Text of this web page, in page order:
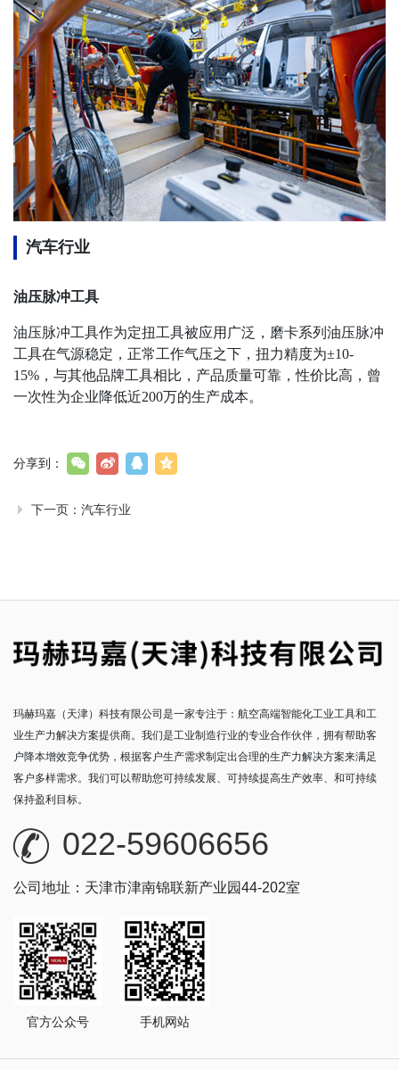
汽车行业
油压脉冲工具
油压脉冲工具作为定扭工具被应用广泛，磨卡系列油压脉冲
工具在气源稳定，正常工作气压之下，扭力精度为±10-
15%，与其他品牌工具相比，产品质量可靠，性价比高，曾
一次性为企业降低近200万的生产成本。
下一页： 汽车行业
分享到：
玛赫玛嘉（天津）科技有限公司是一家专注于：航空高端智能化工业工具和工
业生产力解决方案提供商。我们是工业制造行业的专业合作伙伴，拥有帮助客
户降本增效竞争优势，根据客户生产需求制定出合理的生产力解决方案来满足
客户多样需求。我们可以帮助您可持续发展、可持续提高生产效率、和可持续
保持盈利目标。
022-59606656
公司地址：天津市津南锦联新产业园44-202室
官方公众号 手机网站